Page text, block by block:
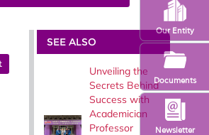
Newsletter
Our Entity
Documents
SEE ALSO
Unveiling the
Secrets Behind
Success with
Academician
Professor